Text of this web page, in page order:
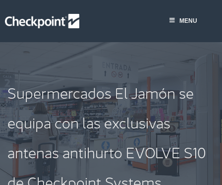
al
MENU
Supermercados El Jamón se
equipa con las exclusivas
antenas antihurto EVOLVE S10